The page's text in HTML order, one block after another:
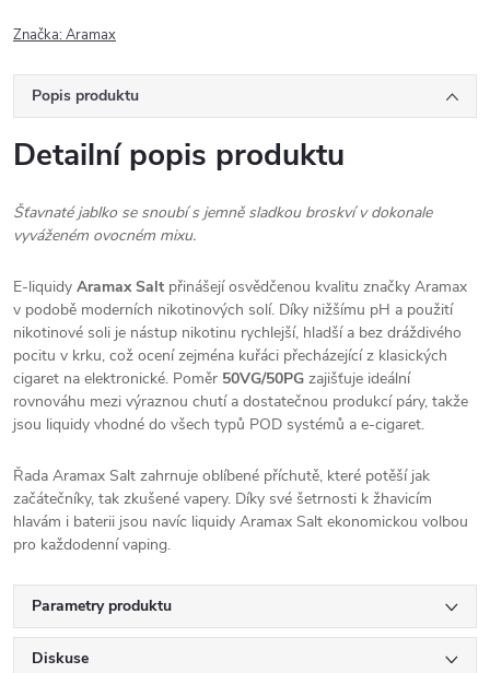
Značka:Aramax
Popis produktu
Detailní popis produktu
Šťavnaté jablko se snoubí s jemně sladkou broskví v dokonale
vyváženém ovocném mixu.
E-liquidy Aramax Salt přinášejí osvědčenou kvalitu značky Aramax
v podobě moderních nikotinových solí. Díky nižšímu pH a použití
nikotinové soli je nástup nikotinu rychlejší, hladší a bez dráždivého
pocitu v krku, což ocení zejména kuřáci přecházející z klasických
cigaret na elektronické. Poměr 50VG/50PG zajišťuje ideální
rovnováhu mezi výraznou chutí a dostatečnou produkcí páry, takže
jsou liquidy vhodné do všech typů POD systémů a e-cigaret.
Řada Aramax Salt zahrnuje oblíbené příchutě, které potěší jak
začátečníky, tak zkušené vapery. Díky své šetrnosti k žhavicím
hlavám i baterii jsou navíc liquidy Aramax Salt ekonomickou volbou
pro každodenní vaping.
Parametry produktu
Diskuse